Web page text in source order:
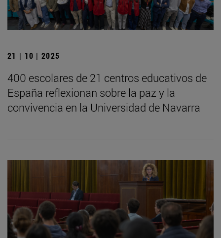
21 | 10 | 2025
400 escolares de 21 centros educativos de
España reflexionan sobre la paz y la
convivencia en la Universidad de Navarra